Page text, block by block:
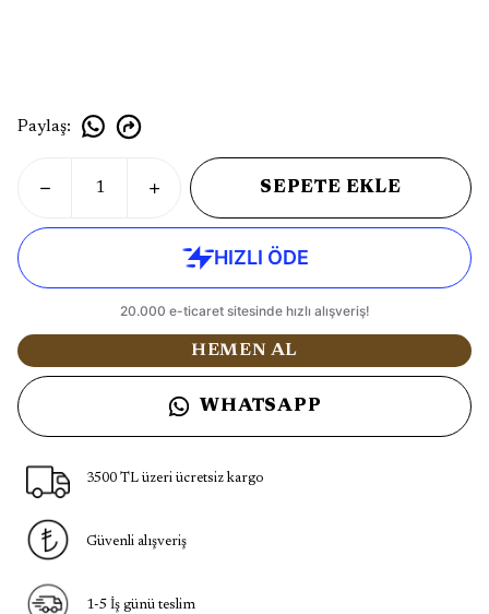
Paylaş:
SEPETE EKLE
HEMEN AL
WHATSAPP
3500 TL üzeri ücretsiz kargo
Güvenli alışveriş
1-5 İş günü teslim